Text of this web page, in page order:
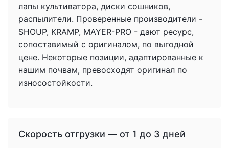
лапы культиватора, диски сошников,
распылители. Проверенные производители -
SHOUP, KRAMP, MAYER-PRO - дают ресурс,
сопоставимый с оригиналом, по выгодной
цене. Некоторые позиции, адаптированные к
нашим почвам, превосходят оригинал по
износостойкости.
Скорость отгрузки — от 1 до 3 дней